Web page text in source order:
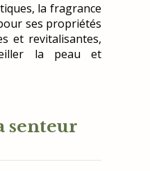
la fragrance
ses propriétés
et revitalisantes,
la peau et
senteur